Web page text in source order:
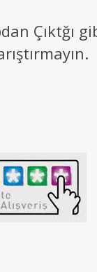
Çıktğı